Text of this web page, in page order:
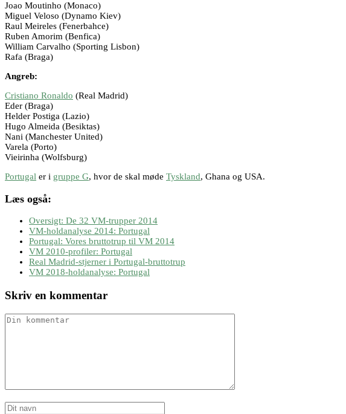
Joao Moutinho (Monaco)
Miguel Veloso (Dynamo Kiev)
Raul Meireles (Fenerbahce)
Ruben Amorim (Benfica)
William Carvalho (Sporting Lisbon)
Rafa (Braga)
Angreb:
Cristiano Ronaldo (Real Madrid)
Eder (Braga)
Helder Postiga (Lazio)
Hugo Almeida (Besiktas)
Nani (Manchester United)
Varela (Porto)
Vieirinha (Wolfsburg)
Portugal er i gruppe G, hvor de skal møde Tyskland, Ghana og USA.
Læs også:
Oversigt: De 32 VM-trupper 2014
VM-holdanalyse 2014: Portugal
Portugal: Vores bruttotrup til VM 2014
VM 2010-profiler: Portugal
Real Madrid-stjerner i Portugal-bruttotrup
VM 2018-holdanalyse: Portugal
Skriv en kommentar